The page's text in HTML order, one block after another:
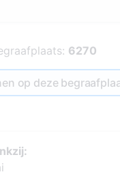
6270
op deze